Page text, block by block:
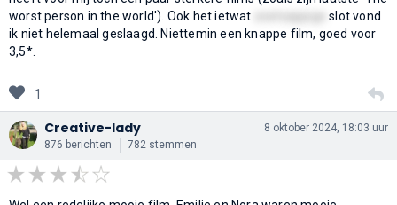
worst person in the world'). Ook het ietwat
slot vond
ik niet helemaal geslaagd. Niettemin een knappe film, goed voor
3,5*.
1
Creative-lady
876 berichten 782 stemmen
8 oktober 2024, 18:03 uur